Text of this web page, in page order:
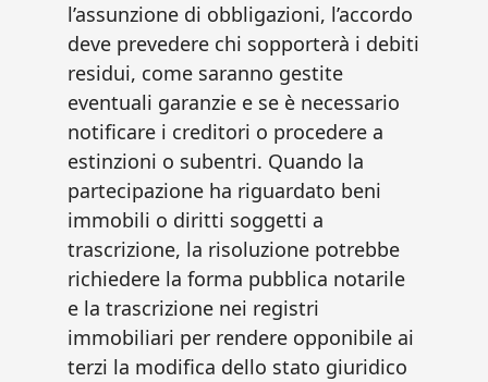
l’assunzione di obbligazioni, l’accordo
deve prevedere chi sopporterà i debiti
residui, come saranno gestite
eventuali garanzie e se è necessario
notificare i creditori o procedere a
estinzioni o subentri. Quando la
partecipazione ha riguardato beni
immobili o diritti soggetti a
trascrizione, la risoluzione potrebbe
richiedere la forma pubblica notarile
e la trascrizione nei registri
immobiliari per rendere opponibile ai
terzi la modifica dello stato giuridico